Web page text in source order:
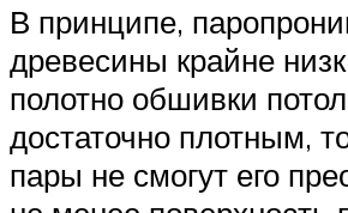
В принципе,
древесины крайне
полотно обшивки
достаточно плотным,
пары не смогут его